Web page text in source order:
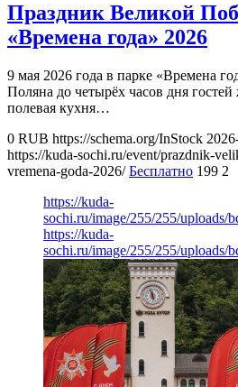
Праздник Великой
«Времена года» 2026
9 мая 2026 года в парке «Времена
Поляна до четырёх часов дня
полевая кухня…
0 RUB https://schema.org/InStock
https://kuda-sochi.ru/event/prazdnik-
vremena-goda-2026/ Бесплатно 199 2
https://kuda-
sochi.ru/image/255/255/uploads/
https://kuda-
sochi.ru/image/255/255/uploads/